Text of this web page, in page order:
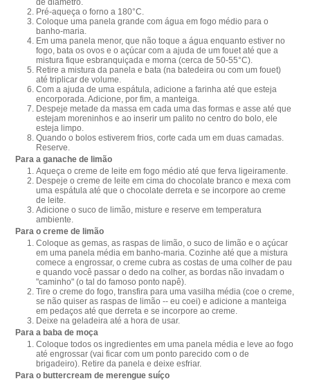
Pré-aqueça o forno a 180°C.
Coloque uma panela grande com água em fogo médio para o
banho-maria.
Em uma panela menor, que não toque a água enquanto estiver no
fogo, bata os ovos e o açúcar com a ajuda de um fouet até que a
mistura fique esbranquiçada e morna (cerca de 50-55°C).
Retire a mistura da panela e bata (na batedeira ou com um fouet)
até triplicar de volume.
Com a ajuda de uma espátula, adicione a farinha até que esteja
encorporada. Adicione, por fim, a manteiga.
Despeje metade da massa em cada uma das formas e asse até que
estejam moreninhos e ao inserir um palito no centro do bolo, ele
esteja limpo.
Quando o bolos estiverem frios, corte cada um em duas camadas.
Reserve.
Para a ganache de limão
Aqueça o creme de leite em fogo médio até que ferva ligeiramente.
Despeje o creme de leite em cima do chocolate branco e mexa com
uma espátula até que o chocolate derreta e se incorpore ao creme
de leite.
Adicione o suco de limão, misture e reserve em temperatura
ambiente.
Para o creme de limão
Coloque as gemas, as raspas de limão, o suco de limão e o açúcar
em uma panela média em banho-maria. Cozinhe até que a mistura
comece a engrossar, o creme cubra as costas de uma colher de pau
e quando você passar o dedo na colher, as bordas não invadam o
"caminho" (o tal do famoso ponto napê).
Tire o creme do fogo, transfira para uma vasilha média (coe o creme,
se não quiser as raspas de limão -- eu coei) e adicione a manteiga
em pedaços até que derreta e se incorpore ao creme.
Deixe na geladeira até a hora de usar.
Para a baba de moça
Coloque todos os ingredientes em uma panela média e leve ao fogo
até engrossar (vai ficar com um ponto parecido com o de
brigadeiro). Retire da panela e deixe esfriar.
Para o buttercream de merengue suíço